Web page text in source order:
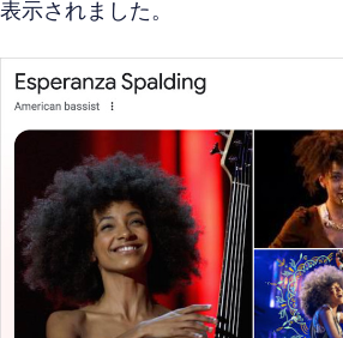
表示されました。